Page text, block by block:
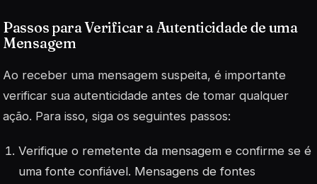
Passos para Verificar a Autenticidade de uma
Mensagem
Ao receber uma mensagem suspeita, é importante
verificar sua autenticidade antes de tomar qualquer
ação. Para isso, siga os seguintes passos:
Verifique o remetente da mensagem e confirme se é
uma fonte confiável. Mensagens de fontes